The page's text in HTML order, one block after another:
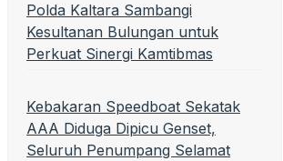
Polda Kaltara Sambangi
Kesultanan Bulungan untuk
Perkuat Sinergi Kamtibmas
Kebakaran Speedboat Sekatak
AAA Diduga Dipicu Genset,
Seluruh Penumpang Selamat